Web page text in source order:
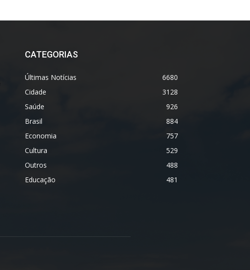
CATEGORIAS
Últimas Notícias
6680
Cidade
3128
Saúde
926
Brasil
884
Economia
757
Cultura
529
Outros
488
Educação
481